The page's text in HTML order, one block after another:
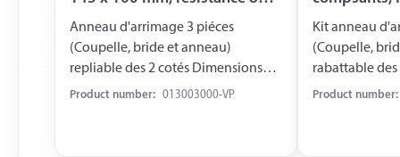
daN, blister
Anneau d'arrimage 3 piéces
(Coupelle, bride et anneau)
repliable des 2 cotés Dimensions
extérieures 145 x 100 mm Entraxe
Product number: 013003000-VP
145 x 100
Kit anneau
(Coupelle,
rabattable des
extérieures
Product number: